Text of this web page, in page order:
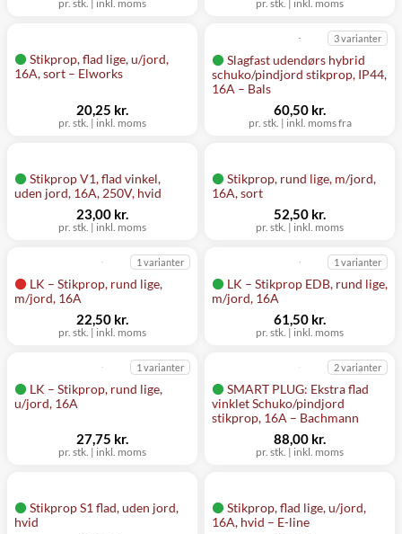
pr. stk. | inkl. moms pr. stk. | inkl. moms
Stikprop, flad lige, u/jord,
16A, sort – Elworks
pr. stk. | inkl. moms
20,25 kr.
Slagfast udendørs hybrid
schuko/pindjord stikprop, IP44,
16A – Bals
3 varianter
pr. stk. | inkl. moms fra
60,50 kr.
Stikprop V1, flad vinkel,
uden jord, 16A, 250V, hvid
pr. stk. | inkl. moms
23,00 kr.
Stikprop, rund lige, m/jord,
16A, sort
pr. stk. | inkl. moms
52,50 kr.
LK – Stikprop, rund lige,
m/jord, 16A
1 varianter
pr. stk. | inkl. moms
22,50 kr.
LK – Stikprop EDB, rund lige,
m/jord, 16A
1 varianter
pr. stk. | inkl. moms
61,50 kr.
LK – Stikprop, rund lige,
u/jord, 16A
1 varianter
pr. stk. | inkl. moms
27,75 kr.
SMART PLUG: Ekstra flad
vinklet Schuko/pindjord
stikprop, 16A – Bachmann
2 varianter
pr. stk. | inkl. moms
88,00 kr.
Stikprop S1 flad, uden jord,
hvid
Stikprop, flad lige, u/jord,
16A, hvid – E-line